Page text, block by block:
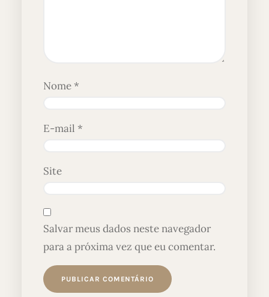
Nome*
E-mail *
Site
Salvar meus dados neste navegador
para a próxima vez que eu comentar.